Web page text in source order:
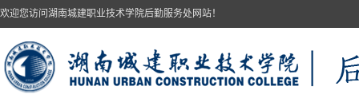
欢迎您访问湖南城建职业技术学院后勤服务处网站！